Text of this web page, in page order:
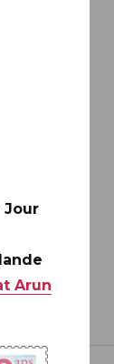
Jour
Arun